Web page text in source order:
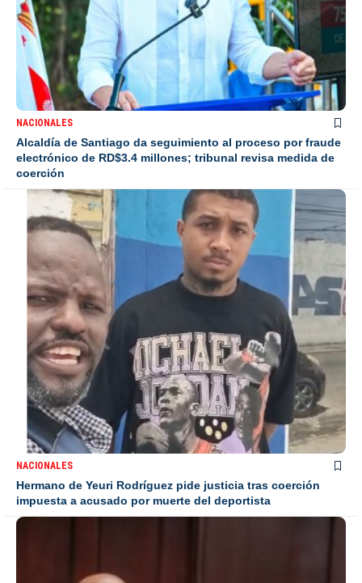
NACIONALES
Alcaldía de Santiago da seguimiento al proceso por fraude
electrónico de RD$3.4 millones; tribunal revisa medida de
coerción
NACIONALES
Hermano de Yeuri Rodríguez pide justicia tras coerción
impuesta a acusado por muerte del deportista